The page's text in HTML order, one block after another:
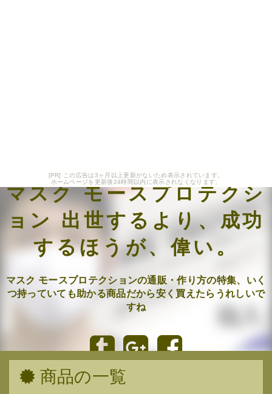
[PR] この広告は3ヶ月以上更新がないため表示されています。
ホームページを更新後24時間以内に表示されなくなります。
マスク モースプロテクシ
ョン 出世するより、成功
するほうが、偉い。
マスク モースプロテクションの通販・作り方の特集、いく
つ持っていても助かる商品だから安く買えたらうれしいで
すね
商品の一覧